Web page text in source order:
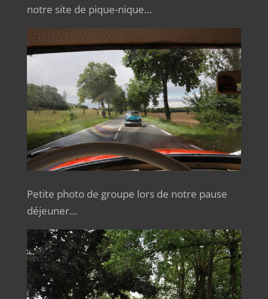
notre site de pique-nique…
Petite photo de groupe lors de notre pause
déjeuner…